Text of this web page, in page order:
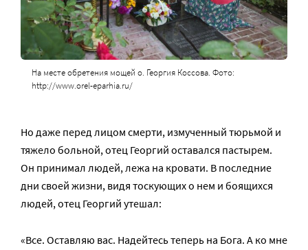
На месте обретения мощей о. Георгия Коссова. Фото:
http://www.orel-eparhia.ru/
Но даже перед лицом смерти, измученный тюрьмой и
тяжело больной, отец Георгий оставался пастырем.
Он принимал людей, лежа на кровати. В последние
дни своей жизни, видя тоскующих о нем и боящихся
людей, отец Георгий утешал:
«Все. Остав­ляю вас. На­дей­тесь те­перь на Бо­га. А ко мне